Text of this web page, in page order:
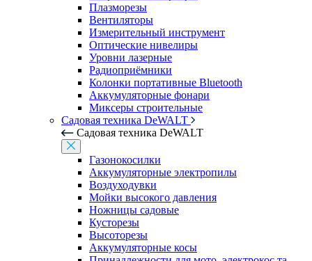
Плазморезы
Вентиляторы
Измерительный инструмент
Оптические нивелиры
Уровни лазерные
Радиоприёмники
Колонки портативные Bluetooth
Аккумуляторные фонари
Миксеры строительные
Садовая техника DeWALT
Садовая техника DeWALT
Газонокосилки
Аккумуляторные электропилы
Воздуходувки
Мойки высокого давления
Ножницы садовые
Кусторезы
Высоторезы
Аккумуляторные косы